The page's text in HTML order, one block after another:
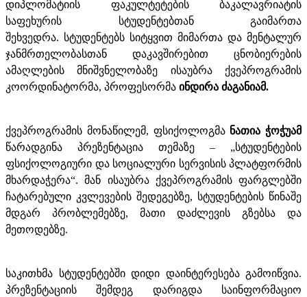
დიპლომატიის ფაკულტეტების ბაკალავრიატის
საფეხურის სტუდენტებთან გაიმართა
შეხვედრა. სტუდენტებს სიტყვით მიმართა და მენტალურ
ჯანმრთელობასთან დაკავშირებით ცნობიერების
ამაღლების მნიშვნელობაზე ისაუბრა ქვეპროგრამის
კოორდინატორმა, პროფესორმა ინდირა ძაგანიამ.
ქვეპროგრამის მონაწილემ, ფსიქოლოგმა ნათია ჭოჭუამ
წარადგინა პრეზენტაცია თემაზე – „სტუდენტების
ფსიქოლოგიური და სოციალური სერვისის პლატფორმის
მხარდაჭერა“. მან ისაუბრა ქვეპროგრამის ფარგლებში
ჩატარებული კვლევების შედეგებზე, სტუდენტების წინაშე
მდგარ პრობლემებზე, მათი დაძლევის გზებსა და
მეთოდებზე.
საკითხმა სტუდენტებში დიდი დაინტერესება გამოიწვია.
პრეზენტაციის შემდეგ დარიგდა საინფორმაციო